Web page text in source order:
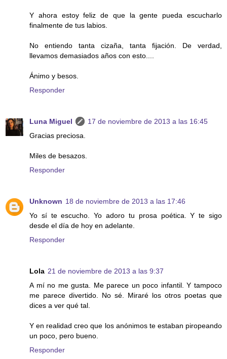
Y ahora estoy feliz de que la gente pueda escucharlo
finalmente de tus labios.
No entiendo tanta cizaña, tanta fijación. De verdad,
llevamos demasiados años con esto....
Ánimo y besos.
Responder
Luna Miguel
17 de noviembre de 2013 a las 16:45
Gracias preciosa.
Miles de besazos.
Responder
Unknown 18 de noviembre de 2013 a las 17:46
Yo sí te escucho. Yo adoro tu prosa poética. Y te sigo
desde el día de hoy en adelante.
Responder
Lola 21 de noviembre de 2013 a las 9:37
A mí no me gusta. Me parece un poco infantil. Y tampoco
me parece divertido. No sé. Miraré los otros poetas que
dices a ver qué tal.
Y en realidad creo que los anónimos te estaban piropeando
un poco, pero bueno.
Responder